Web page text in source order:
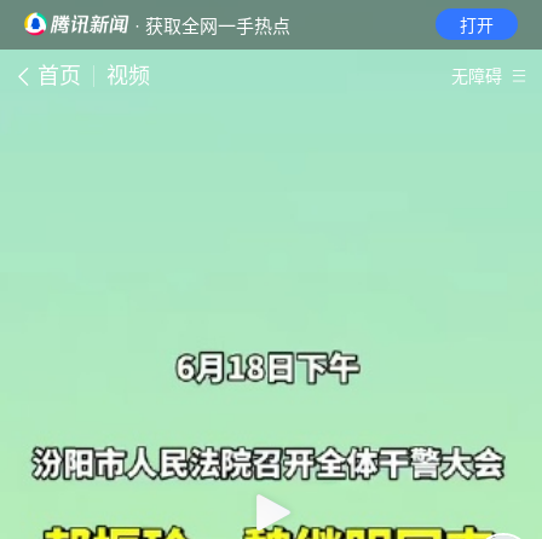
· 获取全网一手热点 打开
首页 视频 无障碍